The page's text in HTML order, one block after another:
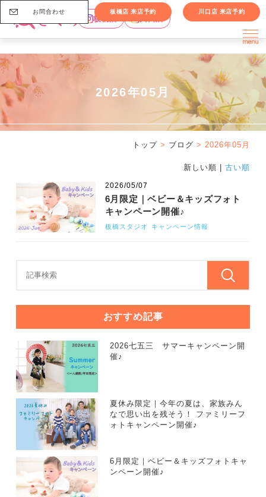
板橋店
お問合わせ 板橋店 来店予約 川口店 来店予約
2026年05月
トップ > ブログ > 2026年05月
新しい順 |古い順
2026/05/07
6月限定｜ベビー＆キッズフォト
キャンペーン開催♪
板橋スタジオ キャンペーン情報
おすすめ記事
2026七五三 サマーキャンペーン開
催♪
夏休み限定｜今年の夏は、家族みん
なで思い出を残そう！ ファミリーフ
ォトキャンペーン開催♪
6月限定｜ベビー＆キッズフォトキャ
ンペーン開催♪